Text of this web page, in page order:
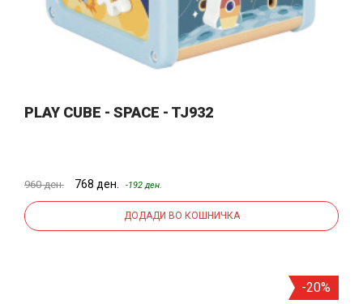
PLAY CUBE - SPACE - TJ932
960 ден. 768 ден. -192 ден.
ДОДАДИ ВО КОШНИЧКА
-20%